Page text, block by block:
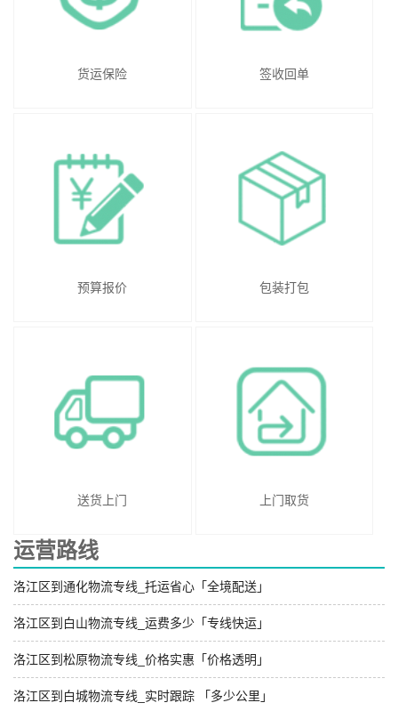
货运保险 签收回单
预算报价 包装打包
送货上门 上门取货
运营路线
洛江区到通化物流专线_托运省心「全境配送」
洛江区到白山物流专线_运费多少「专线快运」
洛江区到松原物流专线_价格实惠「价格透明」
洛江区到白城物流专线_实时跟踪 「多少公里」